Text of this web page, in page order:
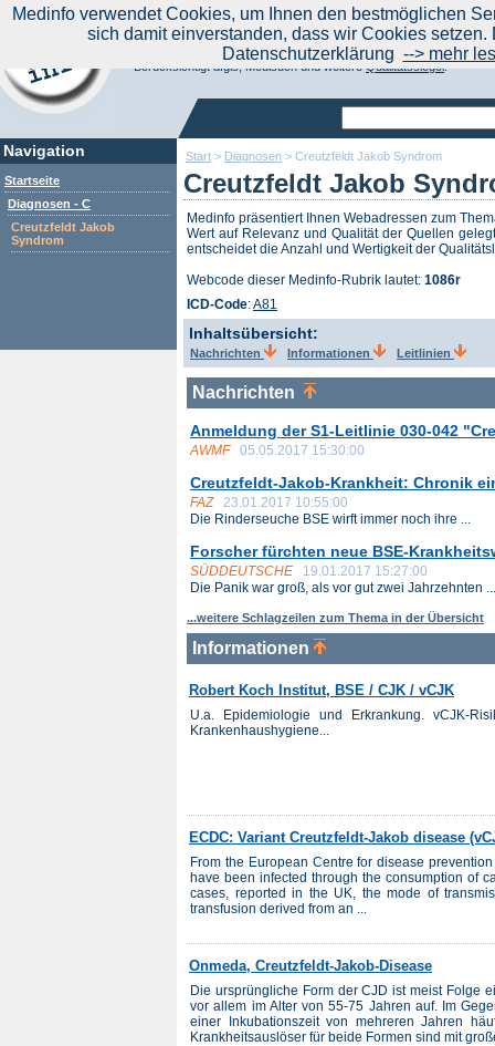
Start > Diagnosen > Creutzfeldt Jakob Syndrom
Creutzfeldt Jakob
Medinfo präsentiert Ihnen Webadressen zum
Wert auf Relevanz und Qualität der Quellen
entscheidet die Anzahl und Wertigkeit der
Webcode dieser Medinfo-Rubrik lautet: 1086r
ICD-Code:A81
Inhaltsübersicht:
Nachrichten Informationen Leitlinien
Nachrichten
Anmeldung der S1-Leitlinie 030-042
AWMF 05.05.2017 15:30:00
Creutzfeldt-Jakob-Krankheit: Chronik
FAZ
23.01.2017 10:55:00
Die Rinderseuche BSE wirft immer noch ihre ...
Forscher fürchten neue BSE-
SÜDDEUTSCHE
19.01.2017 15:27:00
Die Panik war groß, als vor gut zwei Jahrzehnten ...
...weitere Schlagzeilen zum Thema in der Übersicht
Informationen
Robert Koch Institut, BSE / CJK / vCJK
U.a. Epidemiologie und Erkrankung. vCJK-
Krankenhaushygiene...
ECDC: Variant Creutzfeldt-Jakob disease
From the European Centre for disease
have been infected through the consumption of
cases, reported in the UK, the mode of
transfusion derived from an ...
Onmeda, Creutzfeldt-Jakob-Disease
Die ursprüngliche Form der CJD ist meist Folge
vor allem im Alter von 55-75 Jahren auf. Im
einer Inkubationszeit von mehreren Jahren
Krankheitsauslöser für beide Formen sind mit
Navigation
Startseite
Diagnosen - C
Creutzfeldt Jakob
Syndrom
Aktuelle Nachrichten|
Suchen Sie noch oder Finden Sie schon?
Medinfo.de - Meta-Portal für Gesundheitsthemen
Berücksichtigt afgis, Medisuch und weitereQualitätssiegel.
Medinfo verwendet Cookies, um Ihnen den bestmöglichen
sich damit einverstanden, dass wir Cookies
Datenschutzerklärung --> mehr